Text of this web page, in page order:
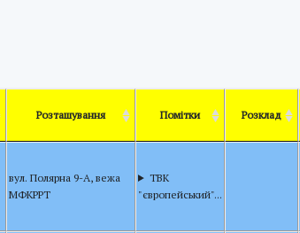
Розташування Помітки Розклад
вул. Полярна 9-A, вежа
МФКРРТ
ТВК
"європейський"...